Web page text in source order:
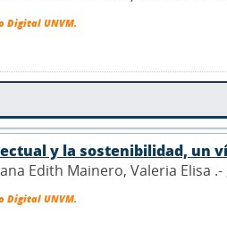
Digital UNVM.
y la sostenibilidad, un
Edith Mainero, Valeria Elisa .-
Digital UNVM.